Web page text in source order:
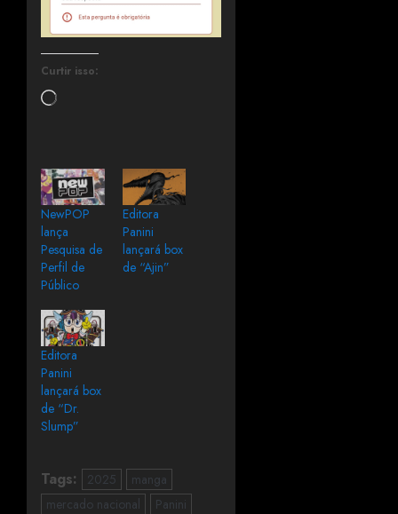
Curtir isso:
NewPOP
lança
Pesquisa de
Perfil de
Público
Editora
Panini
lançará box
de “Ajin”
Editora
Panini
lançará box
de “Dr.
Slump”
Tags: 2025
manga
mercado nacional
Panini